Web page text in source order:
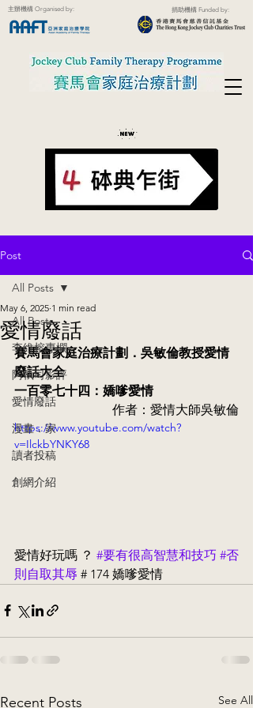
主辦機構 Organised by: 捐助機構 Funded by:
Post
All Posts
李維榕專欄
阿執司影評
愛情廢話
漫畫．家
讀者投稿
創網介紹
All Posts
愛情廢話
May 6, 2025 1 min read
賽馬會家庭治療計劃．吳敏倫教授愛情
廢話大全
一百零七十四：嬌嗲愛情
作者：愛情大師吳敏倫
https://www.youtube.com/watch?
v=IlckbYNKY68
愛情好玩嗎 ？ #要有很高智慧和技巧 #否
則自取其辱 # 174 嬌嗲愛情
Recent Posts See All